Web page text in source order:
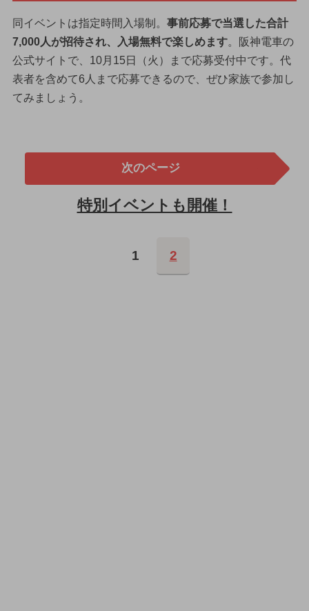
同イベントは指定時間入場制。 事前応募で当選した合計
7,000人が招待され、入場無料で楽しめます。阪神電車の
公式サイトで、10月15日（火）まで応募受付中です。代
表者を含めて6人まで応募できるので、ぜひ家族で参加し
てみましょう。
次のページ
特別イベントも開催！
1 2